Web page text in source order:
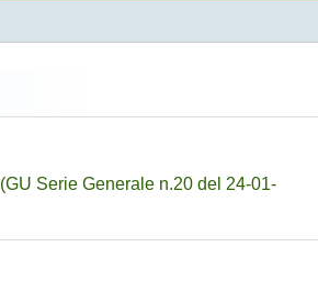
(GU Serie Generale n.20 del 24-01-